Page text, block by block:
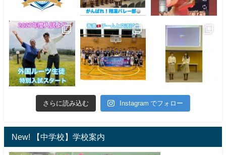
さらに読み込む Instagram でフォロー
New! 【中学校】学校案内